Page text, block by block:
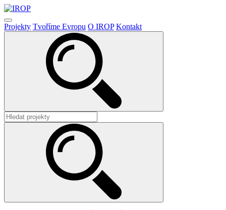
Projekty Tvoříme Evropu O IROP Kontakt